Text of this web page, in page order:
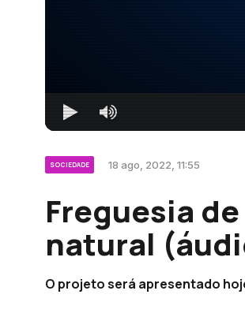
SOCIEDADE 18 ago, 2022, 11:55
Freguesia
natural
O projeto será apresentado